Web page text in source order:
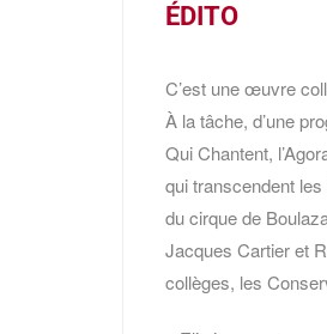
ÉDITO
C’est une œuvre
À la tâche, d’une
Qui Chantent,
qui transcendent
du cirque de
Jacques Cartier et
collèges, les